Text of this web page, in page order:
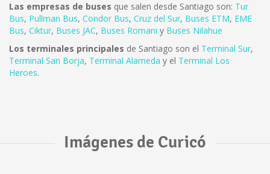
Las empresas de buses que salen desde Santiago son: Tur
Bus, Pullman Bus, Condor Bus, Cruz del Sur, Buses ETM, EME
Bus, Ciktur, Buses JAC, Buses Romani y Buses Nilahue
Los terminales principales de Santiago son el Terminal Sur,
Terminal San Borja, Terminal Alameda y el Terminal Los
Heroes.
Imágenes de Curicó